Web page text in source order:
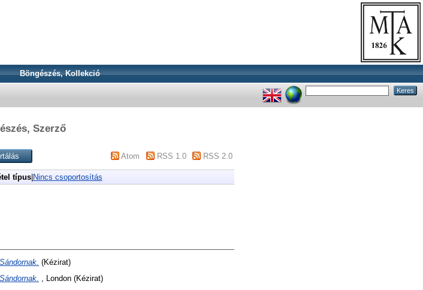
Böngészés, Kollekció
Szerző
Atom RSS 1.0 RSS 2.0
típus| Nincs csoportosítás
(Kézirat)
, London (Kézirat)